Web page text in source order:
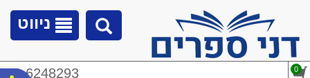
נגישות
ניווט
02-6248293 0